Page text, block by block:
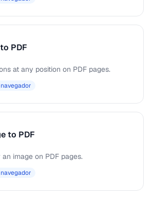
PDF
at any position on PDF pages.
to PDF
image on PDF pages.